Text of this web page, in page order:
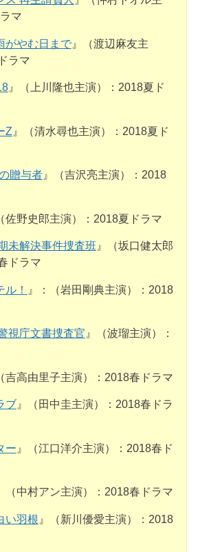
マ
がやむ日まで』（渡辺麻友主
ラマ
』（上川隆也主演）：2018夏ド
Z 』（清水尋也主演）：2018夏ド
贈与者』（吉沢亮主演）：2018
佐野史郎主演）：2018夏ドラマ
未解決事件捜査班 』（坂口健太郎
ドラマ
ル！
』：（岩田剛典主演）：2018
視庁文書捜査官 』（波瑠主演）：
吉高由里子主演）：2018春ドラマ
ブ』（田中圭主演）：2018春ドラ
ー 』（江口洋介主演）：2018春ド
（中村アン主演）：2018春ドラマ
い羽根 』（新川優愛主演）：2018